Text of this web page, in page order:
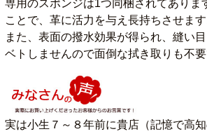
専用のスポンジは1つ同梱されてありま
ことで、革に活力を与え長持ちさせます
また、表面の撥水効果が得られ、縫い
ベトしませんので面倒な拭き取りも不要
実は小生７～８年前に貴店（記憶で高